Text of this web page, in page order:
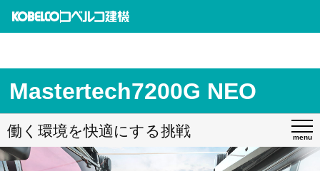
Mastertech7200G NEO
働く環境を快適にする挑戦 menu